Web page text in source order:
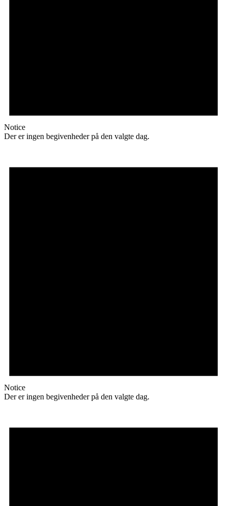
Notice
Der er ingen begivenheder på den valgte dag.
Notice
Der er ingen begivenheder på den valgte dag.